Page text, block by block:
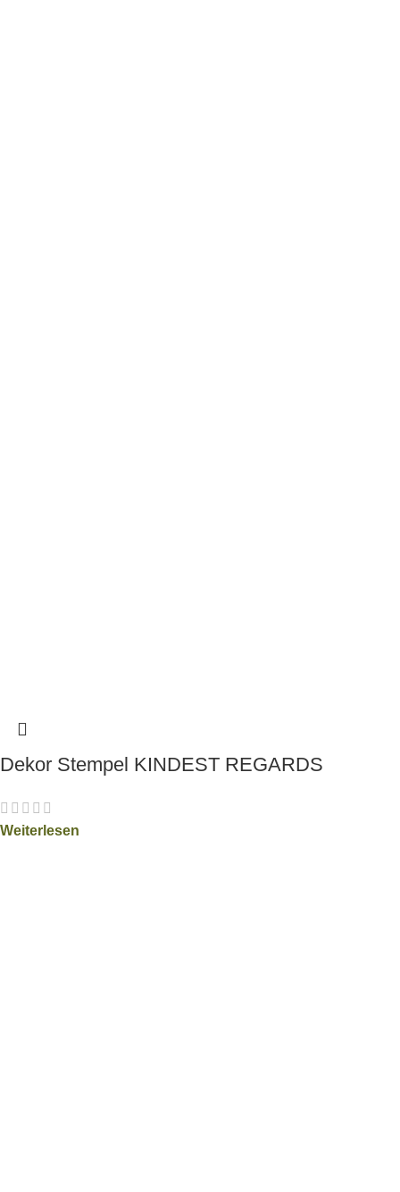
Dekor Stempel KINDEST REGARDS
Weiterlesen